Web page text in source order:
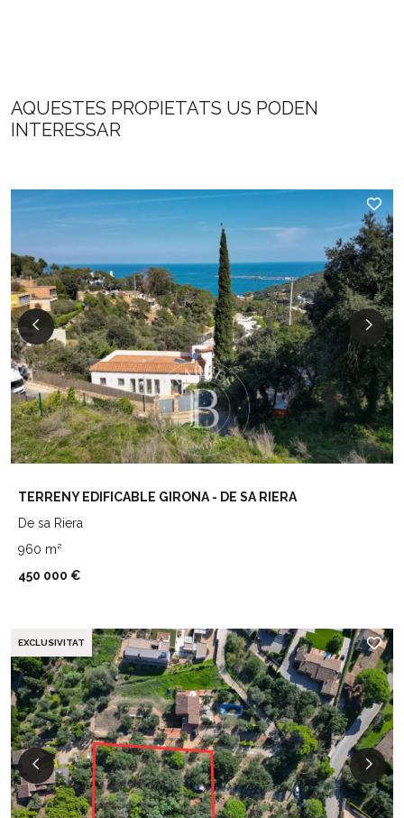
AQUESTES PROPIETATS US PODEN
INTERESSAR
TERRENY EDIFICABLE GIRONA - DE SA RIERA
De sa Riera
960 m²
450 000 €
EXCLUSIVITAT